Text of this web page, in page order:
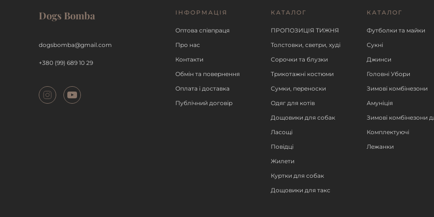
ДЕТАЛЬНІШЕ ДЕТАЛЬНІШЕ
Dogs Bomba
dogsbomba@gmail.com
+380 (99) 689 10 29
ІНФОРМАЦІЯ
Оптова співпраця
Про нас
Контакти
Обмін та повернення
Оплата і доставка
Публічний договір
КАТАЛОГ
ПРОПОЗИЦІЯ ТИЖНЯ
Толстовки, светри, худі
Сорочки та блузки
Трикотажні костюми
Сумки, переноски
Одяг для котів
Дощовики для собак
Ласощі
Повідці
Жилети
Куртки для собак
Дощовики для такс
КАТАЛОГ
Футболки та майки
Сукні
Джинси
Головні Убори
Зимові комбінезони
Амуніція
Зимові комбінезони
Комплектуючі
Лежанки